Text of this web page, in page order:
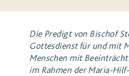
Die Predigt von Bischof
Gottesdienst für und mit
Menschen mit
im Rahmen der Maria-